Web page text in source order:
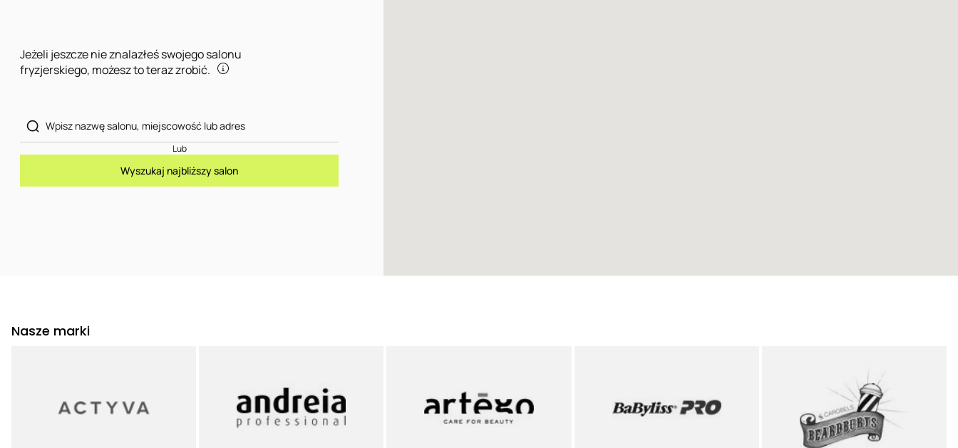
Jeżeli jeszcze nie znalazłeś swojego salonu
fryzjerskiego, możesz to teraz zrobić.
Lub
Wyszukaj najbliższy salon
Nasze marki